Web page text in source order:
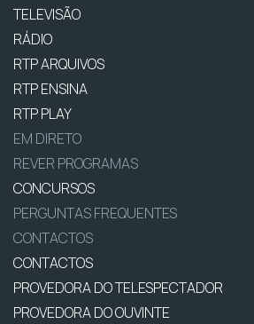
TELEVISÃO
RÁDIO
RTP ARQUIVOS
RTP ENSINA
RTP PLAY
EM DIRETO
REVER PROGRAMAS
CONCURSOS
PERGUNTAS FREQUENTES
CONTACTOS
CONTACTOS
PROVEDORA DO TELESPECTADOR
PROVEDORA DO OUVINTE